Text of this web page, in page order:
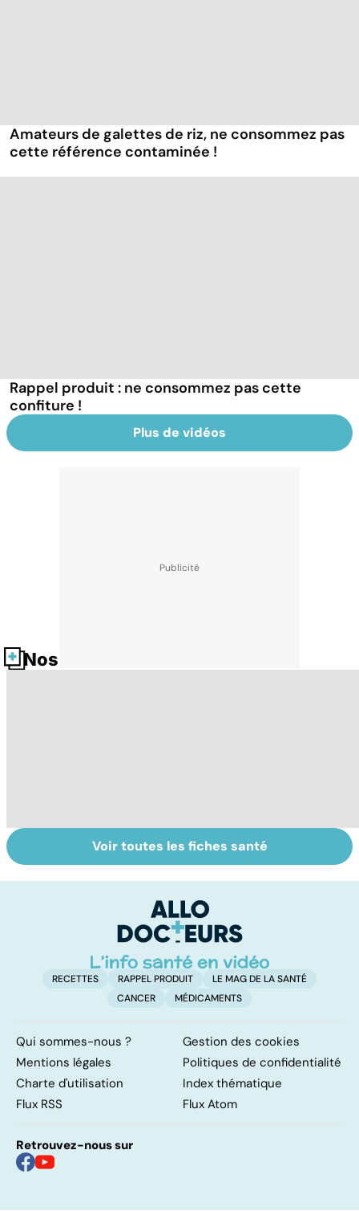
Amateurs de galettes de riz, ne consommez pas
cette référence contaminée !
Rappel produit : ne consommez pas cette
confiture !
Plus de vidéos
Nos fiches santé
Intoxications
alimentaires :
Les dangers de la
malbouffe
Voir toutes les fiches santé
RECETTES RAPPEL PRODUIT
LE MAG DE LA SANTÉ
CANCER
MÉDICAMENTS
Qui sommes-nous ?
Gestion des cookies
Mentions légales
Politiques de confidentialité
Charte d'utilisation
Index thématique
Flux RSS
Flux Atom
Retrouvez-nous sur